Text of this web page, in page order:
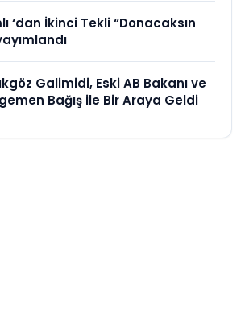
‘dan İkinci Tekli “Donacaksın
Galimidi, Eski AB Bakanı ve
Bağış ile Bir Araya Geldi